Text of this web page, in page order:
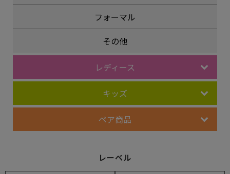
フォーマル
その他
レディース
キッズ
ペア商品
レーベル